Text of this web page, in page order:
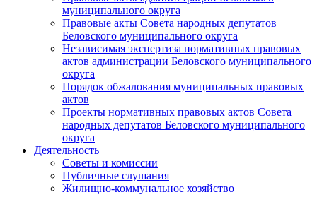
муниципального округа
Правовые акты Совета народных депутатов
Беловского муниципального округа
Независимая экспертиза нормативных правовых
актов администрации Беловского муниципального
округа
Порядок обжалования муниципальных правовых
актов
Проекты нормативных правовых актов Совета
народных депутатов Беловского муниципального
округа
Деятельность
Советы и комиссии
Публичные слушания
Жилищно-коммунальное хозяйство